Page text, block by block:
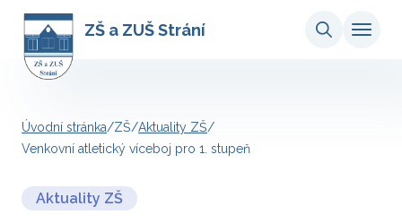
ZŠ a ZUŠ Strání
Úvodní stránka/ZŠ/Aktuality ZŠ/
Venkovní atletický víceboj pro 1. stupeň
Aktuality ZŠ